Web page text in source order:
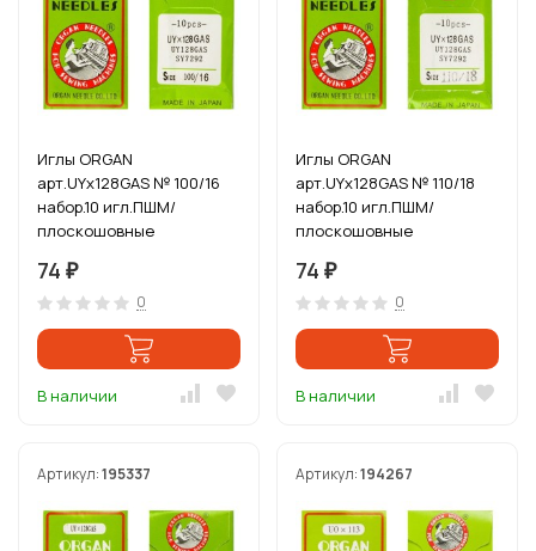
Иглы ORGAN
арт.UYx128GAS № 100/16
набор.10 игл.ПШМ/
плоскошовные
зиг-заг, многоиг
74 ₽
0
В наличии
Иглы ORGAN
арт.UYx128GAS № 110/18
набор.10 игл.ПШМ/
плоскошовные
зиг-заг, многоиг
74 ₽
0
В наличии
Артикул:195337 Артикул:194267